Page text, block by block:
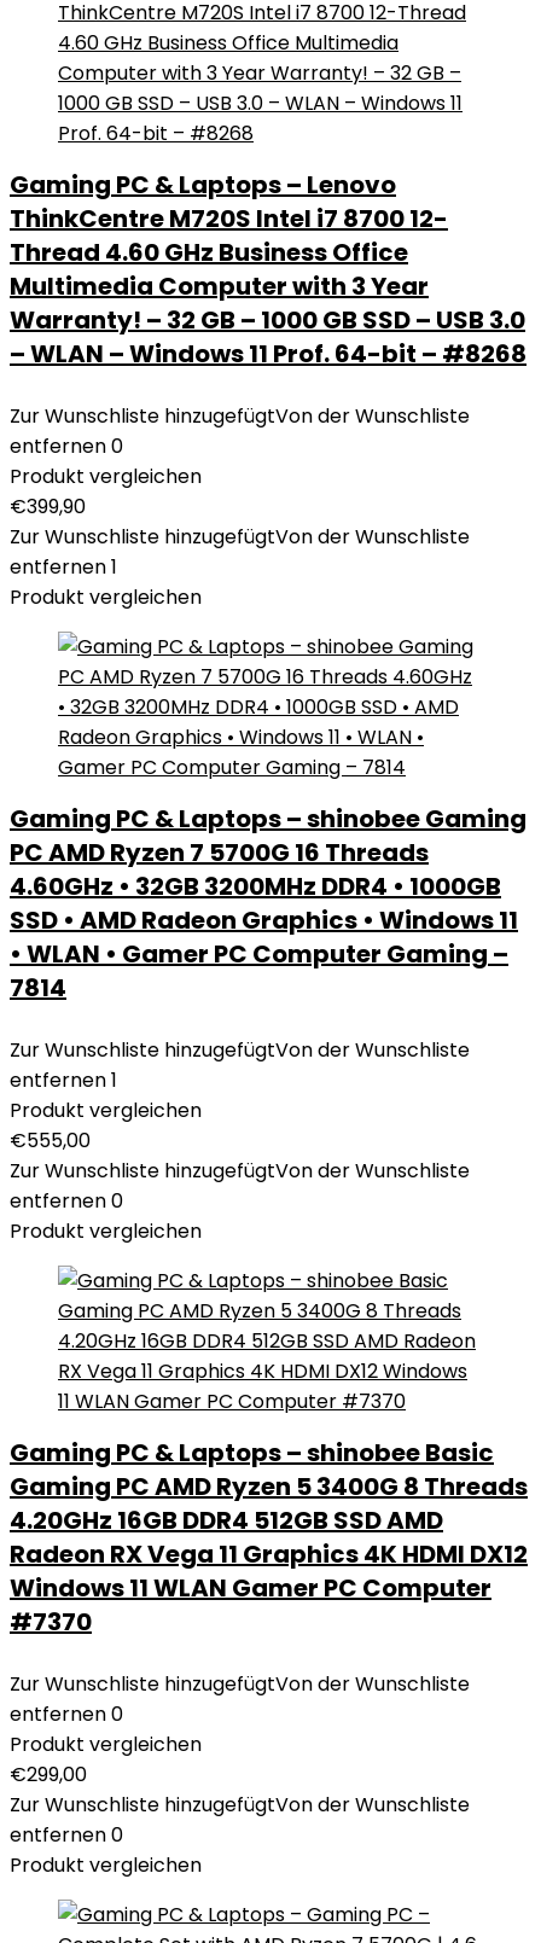
Gaming PC & Laptops – Lenovo
ThinkCentre M720S Intel i7 8700 12-
Thread 4.60 GHz Business Office
Multimedia Computer with 3 Year
Warranty! – 32 GB – 1000 GB SSD – USB 3.0
– WLAN – Windows 11 Prof. 64-bit – #8268
Zur Wunschliste hinzugefügtVon der Wunschliste
entfernen0
Produkt vergleichen
€399,90
Zur Wunschliste hinzugefügtVon der Wunschliste
entfernen1
Produkt vergleichen
Gaming PC & Laptops – shinobee Gaming
PC AMD Ryzen 7 5700G 16 Threads
4.60GHz • 32GB 3200MHz DDR4 • 1000GB
SSD • AMD Radeon Graphics • Windows 11
• WLAN • Gamer PC Computer Gaming –
7814
Zur Wunschliste hinzugefügtVon der Wunschliste
entfernen1
Produkt vergleichen
€555,00
Zur Wunschliste hinzugefügtVon der Wunschliste
entfernen0
Produkt vergleichen
Gaming PC & Laptops – shinobee Basic
Gaming PC AMD Ryzen 5 3400G 8 Threads
4.20GHz 16GB DDR4 512GB SSD AMD
Radeon RX Vega 11 Graphics 4K HDMI DX12
Windows 11 WLAN Gamer PC Computer
#7370
Zur Wunschliste hinzugefügtVon der Wunschliste
entfernen0
Produkt vergleichen
€299,00
Zur Wunschliste hinzugefügtVon der Wunschliste
entfernen0
Produkt vergleichen